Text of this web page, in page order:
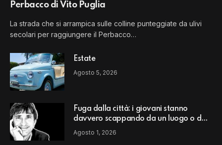
Perbacco di Vito Puglia
La strada che si arrampica sulle colline punteggiate da ulivi
secolari per raggiungere il Perbacco…
Estate
Agosto 5, 2026
Fuga dalla città: i giovani stanno
davvero scappando da un luogo o da
un modello di vita?
Agosto 1, 2026